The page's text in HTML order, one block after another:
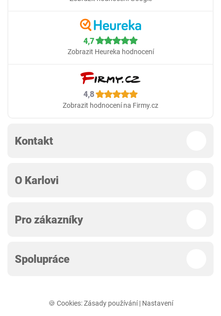
4,7
Zobrazit Heureka hodnocení
4,8
Zobrazit hodnocení na Firmy.cz
Kontakt
O Karlovi
Pro zákazníky
Spolupráce
🍪 Cookies:Zásady používání| Nastavení